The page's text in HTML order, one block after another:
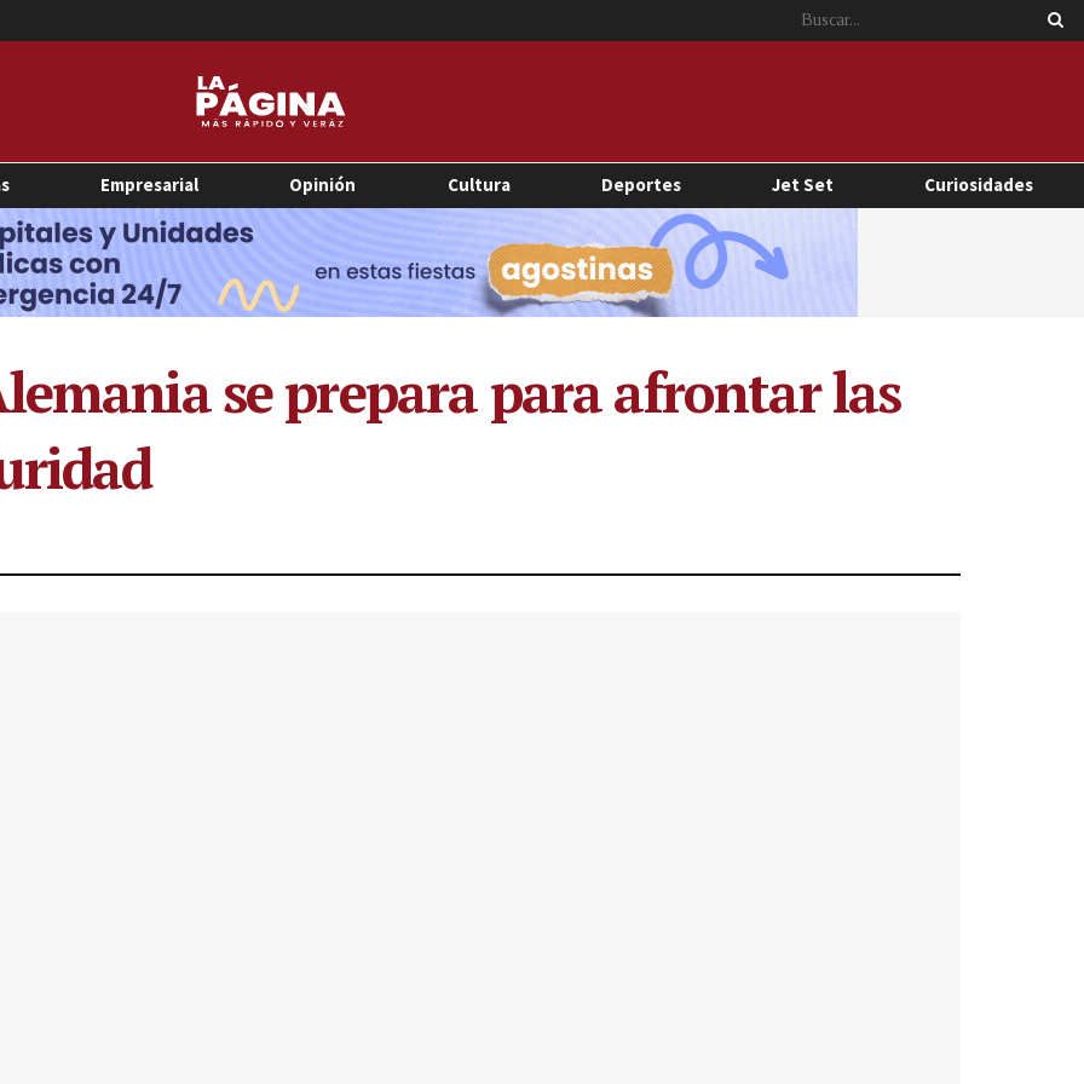
Empresarial Opinión Cultura Deportes Jet Set Curiosidades
se prepara para afrontar las